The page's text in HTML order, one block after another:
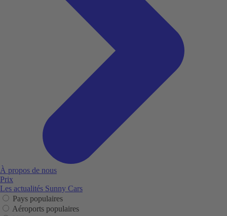
À propos de nous
Prix
Les actualités Sunny Cars
Pays populaires
Aéroports populaires